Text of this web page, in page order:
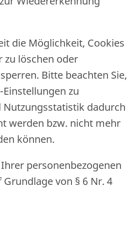
die Möglichkeit, Cookies
zu löschen oder
Bitte beachten Sie,
zu
Nutzungsstatistik dadurch
werden bzw. nicht mehr
können.
personenbezogenen
von § 6 Nr. 4